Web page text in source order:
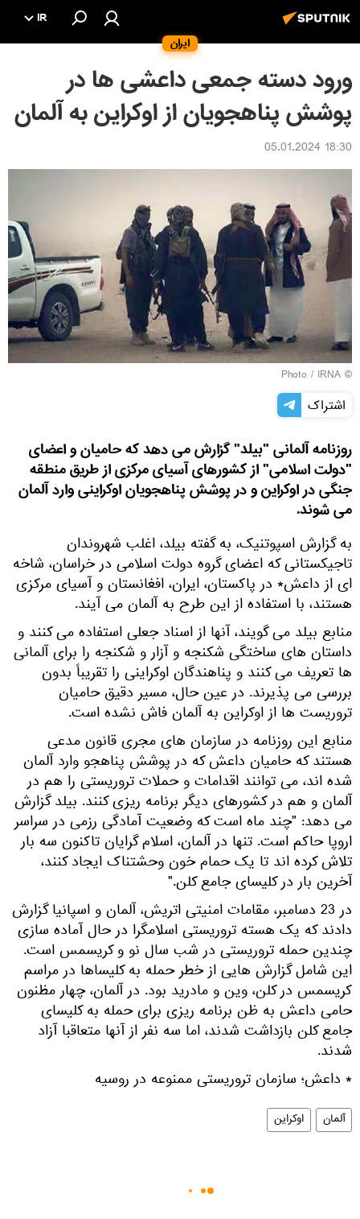
ایران
IR
ورود دسته جمعی داعشی ها در
پوشش پناهجویان از اوکراین به آلمان
18:30 05.01.2024
© Photo /
IRNA
اشتراک
روزنامه آلمانی "بیلد" گزارش می دهد که حامیان و اعضای
"دولت اسلامی" از کشورهای آسیای مرکزی از طریق منطقه
جنگی در اوکراین و در پوشش پناهجویان اوکراینی وارد آلمان
می شوند.
به گزارش اسپوتنیک، به گفته بیلد، اغلب شهروندان
تاجیکستانی که اعضای گروه دولت اسلامی در خراسان، شاخه
ای از داعش* در پاکستان، ایران، افغانستان و آسیای مرکزی
هستند، با استفاده از این طرح به آلمان می آیند.
منابع بیلد می گویند، آنها از اسناد جعلی استفاده می کنند و
داستان های ساختگی شکنجه و آزار و شکنجه را برای آلمانی
ها تعریف می کنند و پناهندگان اوکراینی را تقریباً بدون
بررسی می پذیرند. در عین حال، مسیر دقیق حامیان
تروریست ها از اوکراین به آلمان فاش نشده است.
منابع این روزنامه در سازمان های مجری قانون مدعی
هستند که حامیان داعش که در پوشش پناهجو وارد آلمان
شده اند، می توانند اقدامات و حملات تروریستی را هم در
آلمان و هم در کشورهای دیگر برنامه ریزی کنند. بیلد گزارش
می دهد: "چند ماه است که وضعیت آمادگی رزمی در سراسر
اروپا حاکم است. تنها در آلمان، اسلام گرایان تاکنون سه بار
تلاش کرده اند تا یک حمام خون وحشتناک ایجاد کنند،
آخرین بار در کلیسای جامع کلن."
در 23 دسامبر، مقامات امنیتی اتریش، آلمان و اسپانیا گزارش
دادند که یک هسته تروریستی اسلامگرا در حال آماده سازی
چندین حمله تروریستی در شب سال نو و کریسمس است.
این شامل گزارش هایی از خطر حمله به کلیساها در مراسم
کریسمس در کلن، وین و مادرید بود. در آلمان، چهار مظنون
حامی داعش به ظن برنامه ریزی برای حمله به کلیسای
جامع کلن بازداشت شدند، اما سه نفر از آنها متعاقبا آزاد
شدند.
* داعش؛ سازمان تروریستی ممنوعه در روسیه
آلمان اوکراین